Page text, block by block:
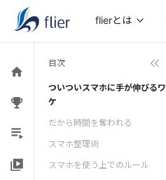
flierとは
目次
ついついスマホに手が伸びるワ
ケ
だから時間を奪われる
スマホ整理術
スマホを使う上でのルール